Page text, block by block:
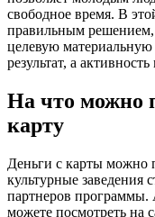
свободное время. В
правильным решением,
целевую
результат, а
На что можно
карту
Деньги с карты можно
культурные заведения
партнеров
можете посмотреть на